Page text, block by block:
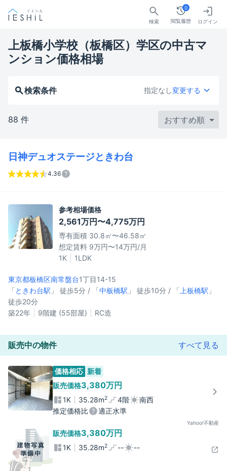
検索 閲覧履歴
0
ログイン
上板橋小学校（板橋区）学区の中古マ
ンション価格相場
検索条件 指定なし変更する
88 件
日神デュオステージときわ台
4.36
参考相場価格
2,561万円〜4,775万円
専有面積 30.8㎡〜46.58㎡
想定賃料 9万円〜14万円/月
1K
1LDK
東京都板橋区南常盤台1丁目14-15
「ときわ台駅 」 徒歩5分 / 「中板橋駅 」 徒歩10分 / 「 上板橋駅 」
徒歩20分
築22年
9階建 (55部屋) RC造
販売中の物件 すべて見る
価格相応 新着
販売価格3,380万円
1K 35.28m2 4階
南西
推定価格比
適正水準
Yahoo!不動産
販売価格3,380万円
1K 35.28m2 -- --